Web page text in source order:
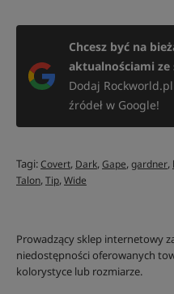
Chcesz być na
aktualnościami
Dodaj
źródeł w Google!
Tagi:Covert, Dark,Gape,gardner,
Talon,Tip,Wide
Prowadzący sklep internetowy
niedostępności oferowanych
kolorystyce lub rozmiarze.